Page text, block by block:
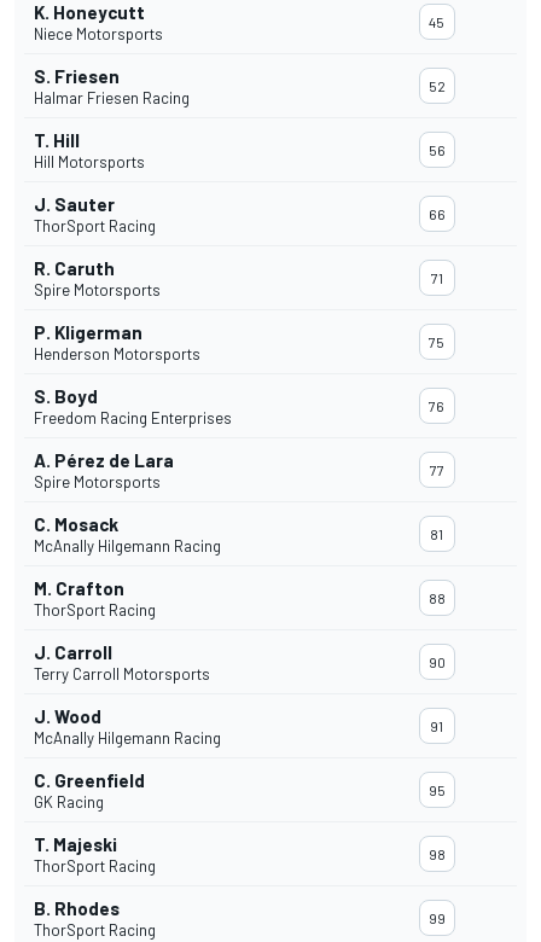
K. Honeycutt
Niece Motorsports
45
S. Friesen
Halmar Friesen Racing
52
T. Hill
Hill Motorsports
56
J. Sauter
ThorSport Racing
66
R. Caruth
Spire Motorsports
71
P. Kligerman
Henderson Motorsports
75
S. Boyd
Freedom Racing Enterprises
76
A. Pérez de Lara
Spire Motorsports
77
C. Mosack
McAnally Hilgemann Racing
81
M. Crafton
ThorSport Racing
88
J. Carroll
Terry Carroll Motorsports
90
J. Wood
McAnally Hilgemann Racing
91
C. Greenfield
GK Racing
95
T. Majeski
ThorSport Racing
98
B. Rhodes
ThorSport Racing
99